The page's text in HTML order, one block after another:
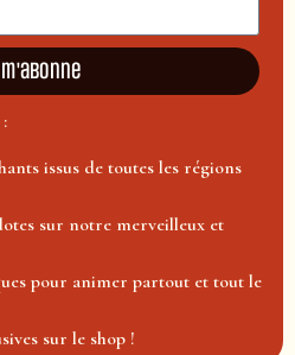
issus de toutes les régions
sur notre merveilleux et
pour animer partout et tout le
sur le shop !